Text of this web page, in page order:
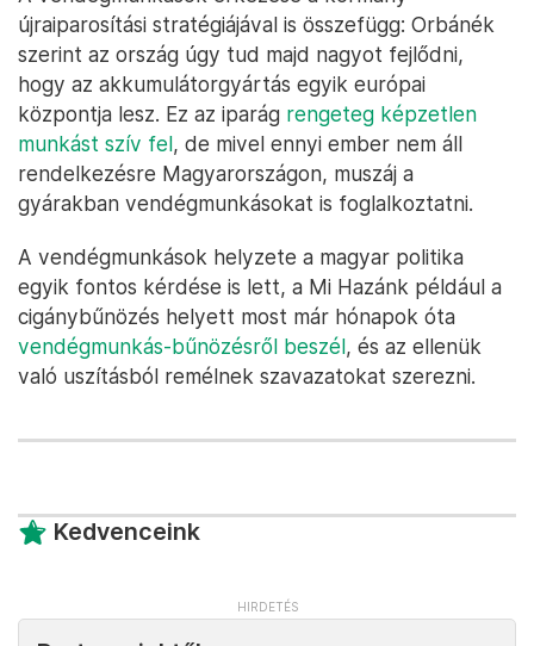
újraiparosítási stratégiájával is összefügg: Orbánék
szerint az ország úgy tud majd nagyot fejlődni,
hogy az akkumulátorgyártás egyik európai
központja lesz. Ez az iparág rengeteg képzetlen
munkást szív fel, de mivel ennyi ember nem áll
rendelkezésre Magyarországon, muszáj a
gyárakban vendégmunkásokat is foglalkoztatni.
A vendégmunkások helyzete a magyar politika
egyik fontos kérdése is lett, a Mi Hazánk például a
cigánybűnözés helyett most már hónapok óta
vendégmunkás-bűnözésről beszél, és az ellenük
való uszításból remélnek szavazatokat szerezni.
Kedvenceink